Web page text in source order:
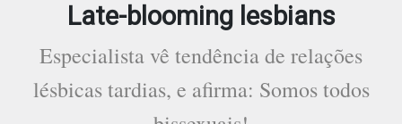
Late-blooming lesbians
Especialista vê tendência de relações
lésbicas tardias, e afirma: Somos todos